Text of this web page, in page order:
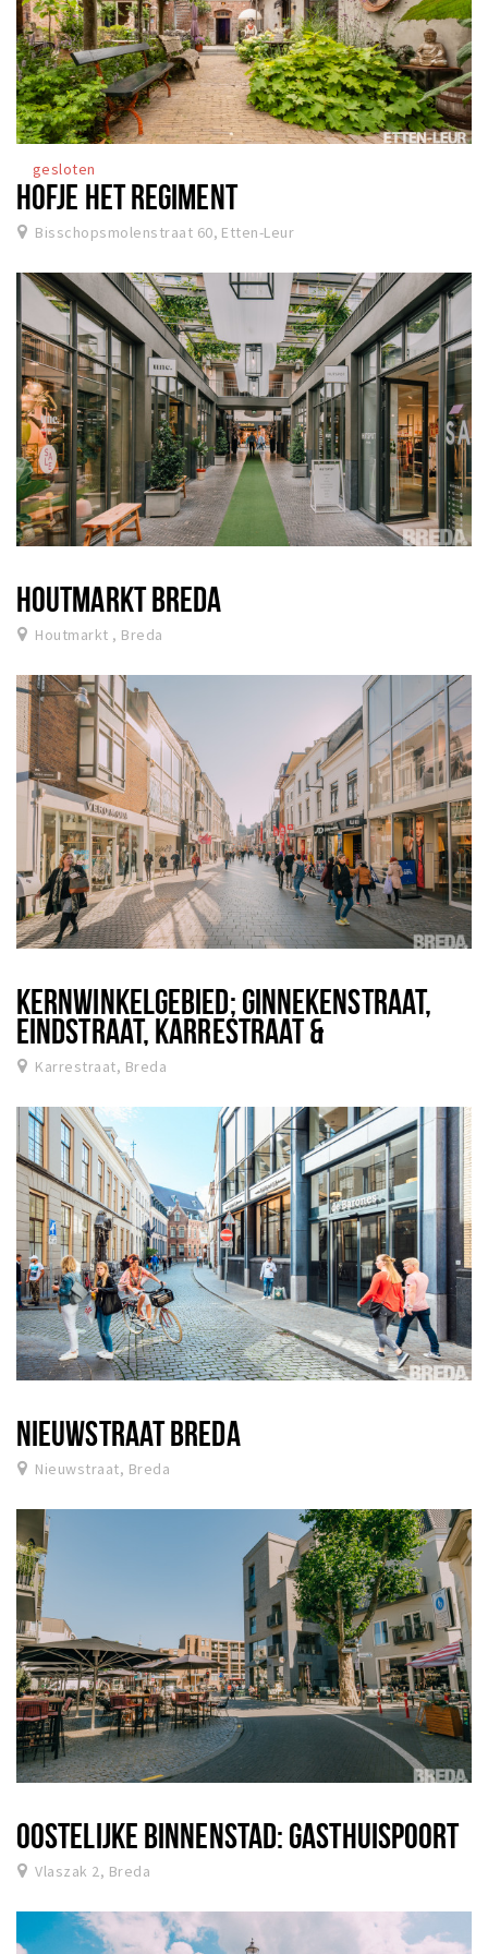
gesloten
HOFJE HET REGIMENT
Bisschopsmolenstraat 60, Etten-Leur
HOUTMARKT BREDA
Houtmarkt , Breda
KERNWINKELGEBIED; GINNEKENSTRAAT,
EINDSTRAAT, KARRESTRAAT &
TORENSTRAAT
Karrestraat, Breda
NIEUWSTRAAT BREDA
Nieuwstraat, Breda
OOSTELIJKE BINNENSTAD: GASTHUISPOORT
Vlaszak 2, Breda